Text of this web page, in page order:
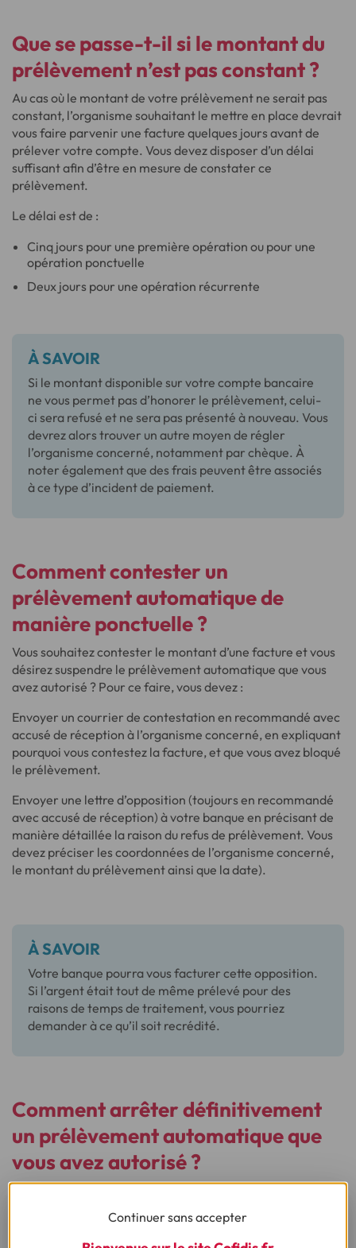
Que se passe-t-il si le montant du
prélèvement n’est pas constant ?
Au cas où le montant de votre prélèvement ne serait pas
constant, l’organisme souhaitant le mettre en place devrait
vous faire parvenir une facture quelques jours avant de
prélever votre compte. Vous devez disposer d’un délai
suffisant afin d’être en mesure de constater ce
prélèvement.
Le délai est de :
Cinq jours pour une première opération ou pour une
opération ponctuelle
Deux jours pour une opération récurrente
À SAVOIR
Si le montant disponible sur votre compte bancaire
ne vous permet pas d’honorer le prélèvement, celui-
ci sera refusé et ne sera pas présenté à nouveau. Vous
devrez alors trouver un autre moyen de régler
l’organisme concerné, notamment par chèque. À
noter également que des frais peuvent être associés
à ce type d’incident de paiement.
Comment contester un
prélèvement automatique de
manière ponctuelle ?
Vous souhaitez contester le montant d’une facture et vous
désirez suspendre le prélèvement automatique que vous
avez autorisé ? Pour ce faire, vous devez :
Envoyer un courrier de contestation en recommandé avec
accusé de réception à l’organisme concerné, en expliquant
pourquoi vous contestez la facture, et que vous avez bloqué
le prélèvement.
Envoyer une lettre d’opposition (toujours en recommandé
avec accusé de réception) à votre banque en précisant de
manière détaillée la raison du refus de prélèvement. Vous
devez préciser les coordonnées de l’organisme concerné,
le montant du prélèvement ainsi que la date).
À SAVOIR
Votre banque pourra vous facturer cette opposition.
Si l’argent était tout de même prélevé pour des
raisons de temps de traitement, vous pourriez
demander à ce qu’il soit recrédité.
Comment arrêter définitivement
un prélèvement automatique que
vous avez autorisé ?
Afin d’arrêter un prélèvement automatique (on parle de
recommandé à votre banque. Celui-ci doit comprendre :
Continuer sans accepter